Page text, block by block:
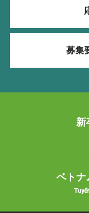
募集
新
ベトナ